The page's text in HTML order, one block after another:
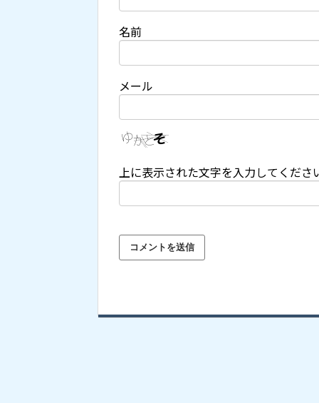
名前
メール
上に表示された文字を入力してくださ